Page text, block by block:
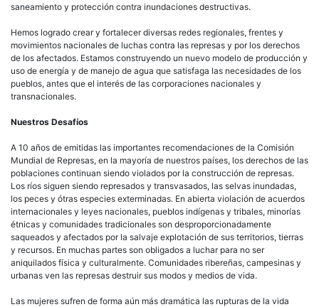
saneamiento y protección contra inundaciones destructivas.
Hemos logrado crear y fortalecer diversas redes regionales, frentes y
movimientos nacionales de luchas contra las represas y por los derechos
de los afectados. Estamos construyendo un nuevo modelo de producción y
uso de energía y de manejo de agua que satisfaga las necesidades de los
pueblos, antes que el interés de las corporaciones nacionales y
transnacionales.
Nuestros Desafíos
A 10 años de emitidas las importantes recomendaciones de la Comisión
Mundial de Represas, en la mayoría de nuestros países, los derechos de las
poblaciones continuan siendo violados por la construcción de represas.
Los ríos siguen siendo represados y transvasados, las selvas inundadas,
los peces y ótras especies exterminadas. En abierta violación de acuerdos
internacionales y leyes nacionales, pueblos indígenas y tribales, minorías
étnicas y comunidades tradicionales son desproporcionadamente
saqueados y afectados por la salvaje explotación de sus territorios, tierras
y recursos. En muchas partes son obligados a luchar para no ser
aniquilados física y culturalmente. Comunidades ribereñas, campesinas y
urbanas ven las represas destruir sus modos y medios de vida.
Las mujeres sufren de forma aún más dramática las rupturas de la vida